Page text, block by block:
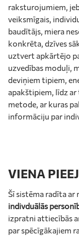
raksturojumiem,
veiksmīgais,
baudītājs, miera
konkrēta, dzīves
uztvert apkārtējo
uzvedības moduļi,
deviņiem tipiem,
apakštipiem, līdz
metode, ar kuras
informāciju par
VIENA
Šī sistēma radīta
indivduālās
izpratni attiecībās
par spēcīgākajiem